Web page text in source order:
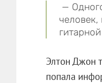
—
человек,
Элтон Джон
попала